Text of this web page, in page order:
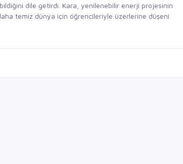
dile getirdi. Kara, yenilenebilir enerji projesinin
temiz dünya için öğrencileriyle üzerlerine düşeni